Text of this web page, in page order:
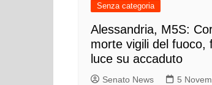
Senza categoria
Alessandria, M5S:
morte vigili del fuoco,
luce su accaduto
Senato News 5